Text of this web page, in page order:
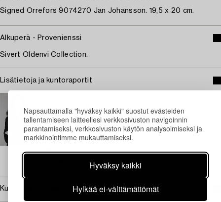
Napsauttamalla "hyväksy kaikki" suostut evästeiden
tallentamiseen laitteellesi verkkosivuston navigoinnin
parantamiseksi, verkkosivuston käytön analysoimiseksi ja
markkinointimme mukauttamiseksi.
Hyväksy kaikki
Hylkää ei-välttämättömät
Signed Orrefors 9074270 Jan Johansson. 19,5 x 20 cm.
Alkuperä - Provenienssi
Sivert Oldenvi Collection.
Lisätietoja ja kuntoraportit
Eva Seeman
Johtava asiantuntija, moderni ja nykyaikainen
taidekäsityö & design
+46 (0)708 92 19 69
Kuuluu jälleenmyyntikorvauksen piiriin